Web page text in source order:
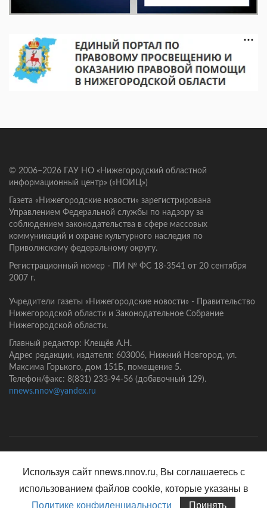
© 2006–2026 ГАУ НО «Нижегородский областной
информационный центр» («НОИЦ»)
Газета «Нижегородские новости» зарегистрирована
Управлением Федеральной службы по надзору за
соблюдением законодательства в сфере массовых
коммуникаций и охране культурного наследия по
Приволжскому федеральному округу.
Регистрационный номер - ПИ № ФС 18-3541 от 20 сентября
2007 г.
Учредители газеты «Нижегородские новости» - Правительство
Нижегородской области и Законодательное Собрание
Нижегородской области.
Главный редактор: Клещёв А.Н.
Адрес редакции, издателя: 603006, Нижний Новгород, ул.
Максима Горького, дом 151Б, помещение 5.
Телефон/факс: 8(831) 233-94-56 (добавочный 129).
nnews.nnov@yandex.ru
Используя сайт nnews.nnov.ru, Вы соглашаетесь с
использованием файлов cookie, которые указаны в
Политике конфиденциальности
Принять